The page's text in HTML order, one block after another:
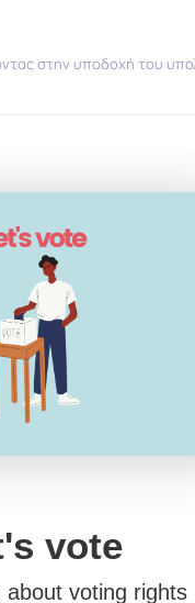
στην υποδοχή του
Education.
an
therein.